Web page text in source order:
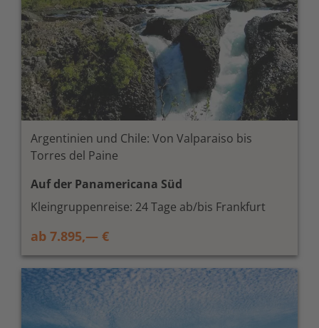
Argentinien und Chile: Von Valparaiso bis
Torres del Paine
Auf der Panamericana Süd
Kleingruppenreise: 24 Tage ab/bis Frankfurt
ab 7.895,— €